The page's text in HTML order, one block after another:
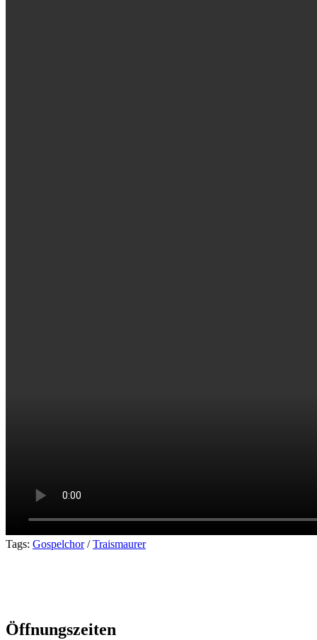
Tags: Gospelchor/Traismaurer
Öffnungszeiten